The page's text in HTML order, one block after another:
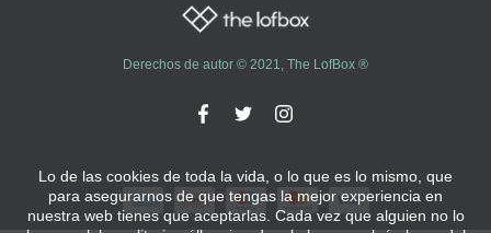
Derechos de autor © 2021, The LofBox ®
Lo de las cookies de toda la vida, o lo que es lo mismo, que
para asegurarnos de que tengas la mejor experiencia en
nuestra web tienes que aceptarlas. Cada vez que alguien no lo